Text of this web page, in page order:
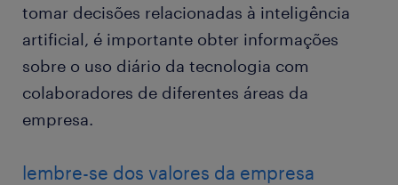
tomar decisões relacionadas à inteligência
artificial, é importante obter informações
sobre o uso diário da tecnologia com
colaboradores de diferentes áreas da
empresa.
lembre-se dos valores da empresa